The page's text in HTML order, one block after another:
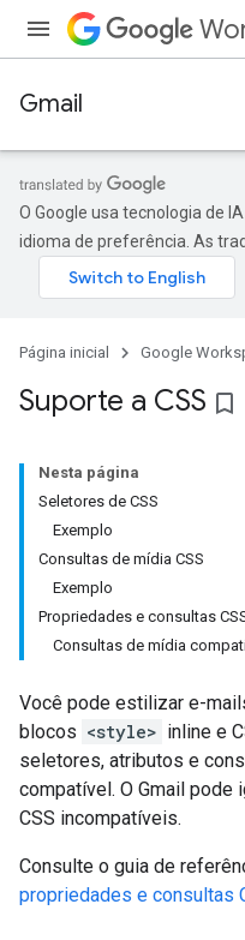
Gmail
O Google usa tecnologia de
idioma de preferência. As
Página inicial Google
Suporte a CSS bookmark_border
Nesta página
Seletores de CSS
Exemplo
Consultas de mídia CSS
Exemplo
Propriedades e consultas
Consultas de mídia
Você pode estilizar e-
blocos <style> inline e
seletores, atributos e
compatível. O Gmail
CSS incompatíveis.
Consulte o guia de
propriedades e consultas